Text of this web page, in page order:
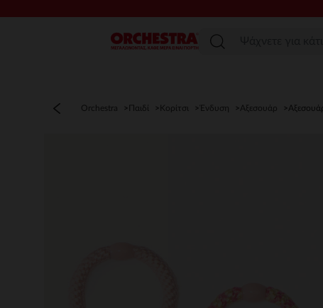
Μενού
Orchestra Παιδί Κορίτσι Ένδυση Αξεσουάρ